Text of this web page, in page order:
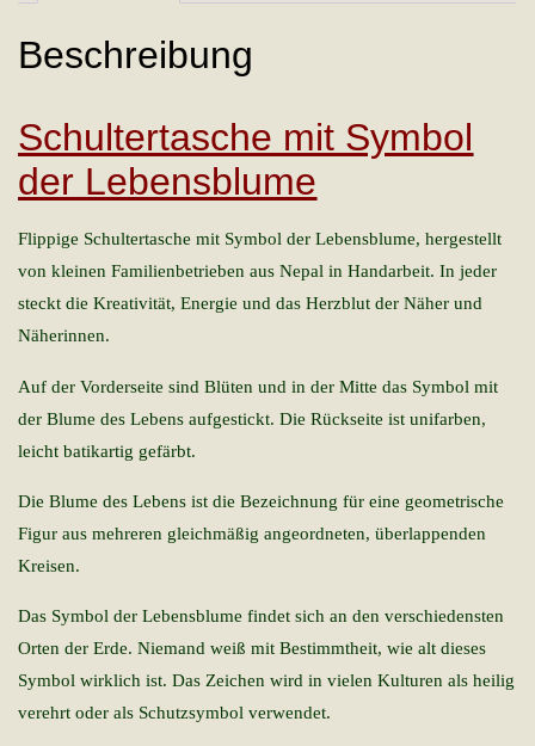
Beschreibung
Schultertasche mit Symbol
der Lebensblume
Flippige Schultertasche mit Symbol der Lebensblume, hergestellt
von kleinen Familienbetrieben aus Nepal in Handarbeit. In jeder
steckt die Kreativität, Energie und das Herzblut der Näher und
Näherinnen.
Auf der Vorderseite sind Blüten und in der Mitte das Symbol mit
der Blume des Lebens aufgestickt. Die Rückseite ist unifarben,
leicht batikartig gefärbt.
Die Blume des Lebens ist die Bezeichnung für eine geometrische
Figur aus mehreren gleichmäßig angeordneten, überlappenden
Kreisen.
Das Symbol der Lebensblume findet sich an den verschiedensten
Orten der Erde. Niemand weiß mit Bestimmtheit, wie alt dieses
Symbol wirklich ist. Das Zeichen wird in vielen Kulturen als heilig
verehrt oder als Schutzsymbol verwendet.